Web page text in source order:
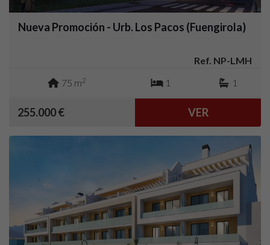
Nueva Promoción - Urb. Los Pacos (Fuengirola)
Ref. NP-LMH
75 m2 1 1
255.000 € VER